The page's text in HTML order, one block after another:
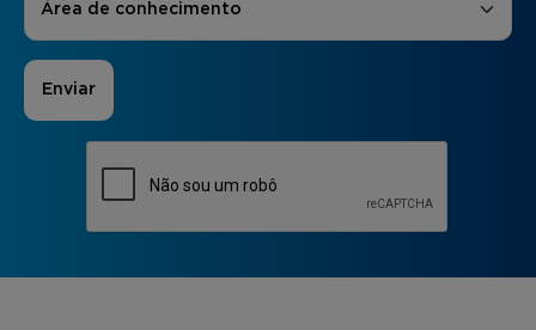
Área de conhecimento